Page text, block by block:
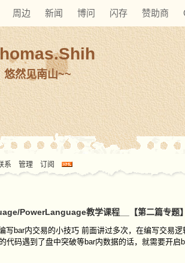
周边 新闻 博问 闪存 赞助商
悠然见南山~~
系 管理 订阅
PowerLanguage教学课程__【第二篇专题
写bar内交易的小技巧 前面讲过多次，在编写交易
代码遇到了盘中突破等bar内数据的话，就需要开